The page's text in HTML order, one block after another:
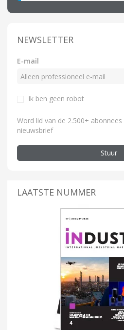
NEWSLETTER
E-mail
Ik ben geen robot
Word lid van de 2.500+
nieuwsbrief
Stuur
LAATSTE NUMMER